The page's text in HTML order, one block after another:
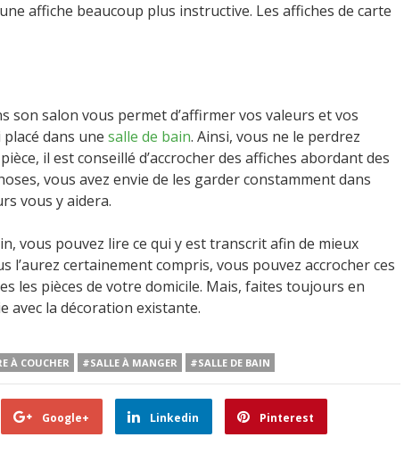
affiche beaucoup plus instructive. Les affiches de carte
son salon vous permet d’affirmer vos valeurs et vos
dans une salle de bain. Ainsi, vous ne le perdrez
il est conseillé d’accrocher des affiches abordant des
vous avez envie de les garder constamment dans
vous y aidera.
vous pouvez lire ce qui y est transcrit afin de mieux
l’aurez certainement compris, vous pouvez accrocher ces
les pièces de votre domicile. Mais, faites toujours en
avec la décoration existante.
À COUCHER #SALLE À MANGER #SALLE DE BAIN
Google+ Linkedin Pinterest